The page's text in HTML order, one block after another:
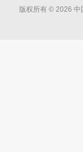
版权所有 © 2026